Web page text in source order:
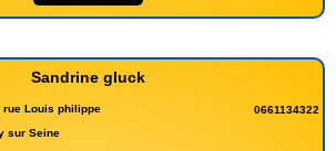
Sandrine gluck
rue Louis philippe
sur Seine
0661134322